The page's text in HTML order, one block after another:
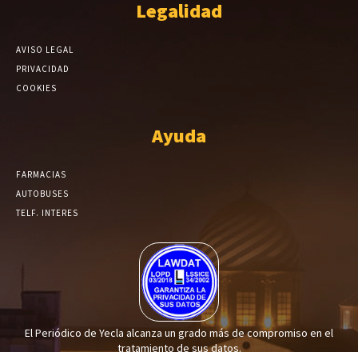
Legalidad
AVISO LEGAL
PRIVACIDAD
COOKIES
Ayuda
FARMACIAS
AUTOBUSES
TELF. INTERES
El Periódico de Yecla alcanza un grado más de compromiso en el
tratamiento de sus datos.